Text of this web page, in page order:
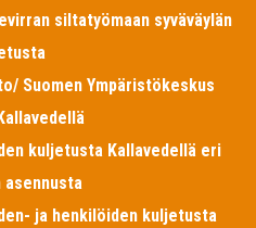
siltatyömaan syväväylän
Suomen Ympäristökeskus
kuljetusta Kallavedellä eri
ja henkilöiden kuljetusta